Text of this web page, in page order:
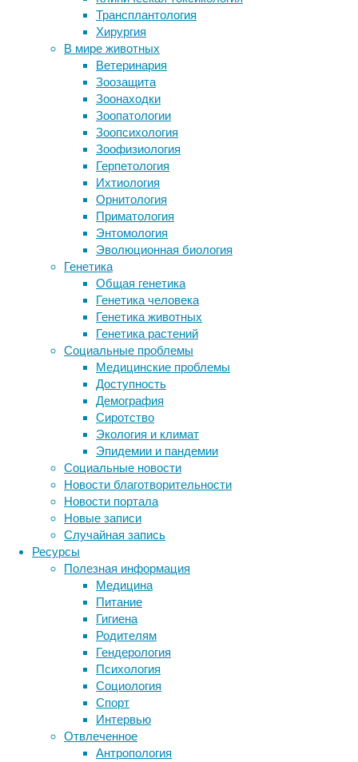
Трансплантология
Хирургия
В мире животных
Ветеринария
Зоозащита
Зоонаходки
Зоопатологии
Зоопсихология
Зоофизиология
Герпетология
Ихтиология
Орнитология
Приматология
Энтомология
Эволюционная биология
Генетика
Общая генетика
Генетика человека
Генетика животных
Генетика растений
Социальные проблемы
Медицинские проблемы
Доступность
Демография
Сиротство
Экология и климат
Эпидемии и пандемии
Социальные новости
Новости благотворительности
Новости портала
Новые записи
Случайная запись
Ресурсы
Полезная информация
Медицина
Питание
Гигиена
Родителям
Гендерология
Психология
Социология
Спорт
Интервью
Отвлеченное
Антропология
абиогенез,
атмосфера,
вулканы,
геология,
геохимия
Французские
геологи
проанализировали
состав
нитратов
вулканических
отложениях
времен
неогена
и
выяснили,
что
возникающие
облаках
пепла
молнии
могли
фиксировать
атмосферный
азот.
Образование
белков
нуклеиновых
кислот
—
важнейший
процесс
СДВГ у взрослых: 4 признака, на
которые стоит обратить внимание
Как пережить химиотерапию
«Она многого не может, но так
старается, что сможет всё»
Следите за новостями
Метки
ДНК бактерии биология
биотехнология
генетика дети
здоровье знания